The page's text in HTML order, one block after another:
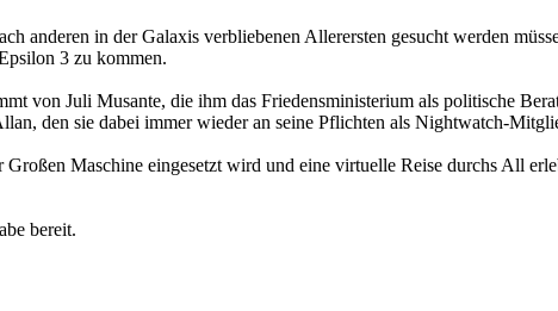
anderen in der Galaxis verbliebenen Allerersten gesucht werden
3 zu kommen.
von Juli Musante, die ihm das Friedensministerium als politische
den sie dabei immer wieder an seine Pflichten als Nightwatch-
Maschine eingesetzt wird und eine virtuelle Reise durchs All
bereit.